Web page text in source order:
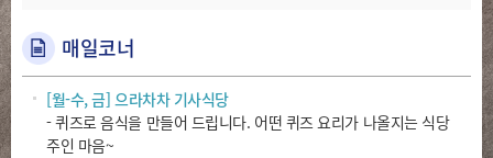
매일코너
[월-수, 금] 으라차차 기사식당
- 퀴즈로 음식을 만들어 드립니다. 어떤 퀴즈 요리가 나올지는 식당
주인 마음~